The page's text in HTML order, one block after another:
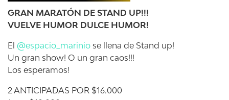
GRAN MARATÓN DE STAND UP!!!
VUELVE HUMOR DULCE HUMOR!
El @espacio_marinio se llena de Stand up!
Un gran show! O un gran caos!!!
Los esperamos!
2 ANTICIPADAS POR $16.000